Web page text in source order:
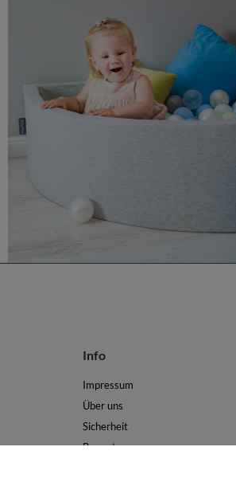
Info
Impressum
Über uns
Sicherheit
Bewertungen